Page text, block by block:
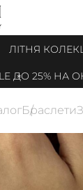
ЛІТНЯ
ДО 25% НА
Браслети